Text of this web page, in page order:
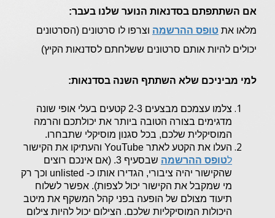
אם השתתפתם בסדנאות הנוער שלנו בעבר:
מלאו את טופס ההרשמה וצרפו לו סרטונים (הסרטונים
יכולים להיות אותם סרטונים ששלחתם לסדנאות הקיץ)
למי מביניכם שלא השתתף השנה בסדנאות:
צלמו עצמכם מבצעים 2-3 קטעים בעלי אופי שונה
מדגימים בצורה הטובה ביותר את יכולתכם והרמה
המוסיקלית שלכם, בכל סגנון מוסיקלי שתבחרו.
העלו את הקטע לאתר YouTube והעתיקו את הקישור
לטופס ההרשמה
שבסעיף 3. (אם אינכם רוצים
שהקישור יהיה ציבורי, הגדירו אותו כ- unlisted וכך רק
מי שמקבל את הקישור יכול לצפות). אפשר לשלוח
תיעוד מצולם של הופעה בפני קהל המשקף את מיטב
היכולות המוסיקליות שלכם. הצילום יכול להיות צילום